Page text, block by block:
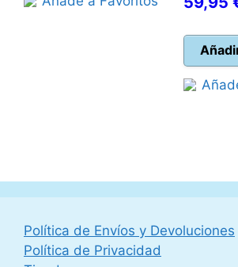
19,95 €.
10,00 €.
Política de Envíos y Devoluciones
Política de Privacidad